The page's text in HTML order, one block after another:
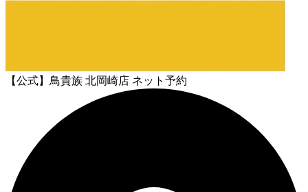
【公式】鳥貴族 北岡崎店 ネット予約